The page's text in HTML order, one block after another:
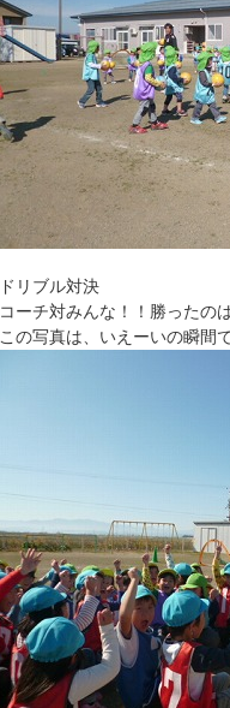
ドリブル対決
コーチ対みんな！！勝ったの
この写真は、いえーいの瞬間